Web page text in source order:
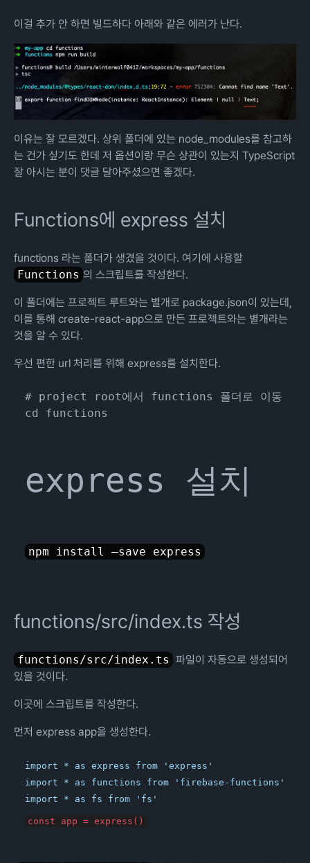
이걸 추가 안 하면 빌드하다 아래와 같은 에러가 난다.
이유는 잘 모르겠다. 상위 폴더에 있는 node_modules를 참고하
는 건가 싶기도 한데 저 옵션이랑 무슨 상관이 있는지 TypeScript
잘 아시는 분이 댓글 달아주셨으면 좋겠다.
Functions에 express 설치
functions 라는 폴더가 생겼을 것이다. 여기에 사용할
Functions 의 스크립트를 작성한다.
이 폴더에는 프로젝트 루트와는 별개로 package.json이 있는데,
이를 통해 create-react-app으로 만든 프로젝트와는 별개라는
것을 알 수 있다.
우선 편한 url 처리를 위해 express를 설치한다.
# project root에서 functions 폴더로 이동
express 설치
functions/src/index.ts 작성
functions/src/index.ts 파일이 자동으로 생성되어
있을 것이다.
이곳에 스크립트를 작성한다.
먼저 express app을 생성한다.
import * as express from 'express'
import * as functions from 'firebase-functions'